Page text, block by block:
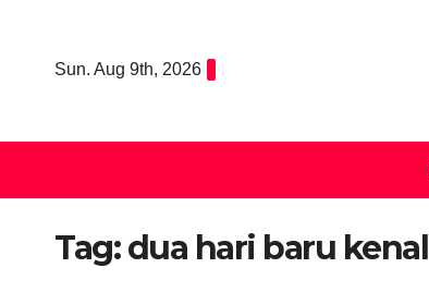
Sun. Aug 9th, 2026
Tag:dua hari baru kenal